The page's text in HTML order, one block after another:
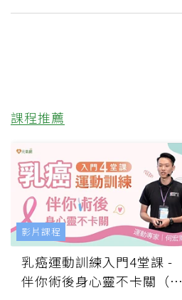
課程推薦
乳癌運動訓練入門4堂課 -
伴你術後身心靈不卡關（線
影片課程